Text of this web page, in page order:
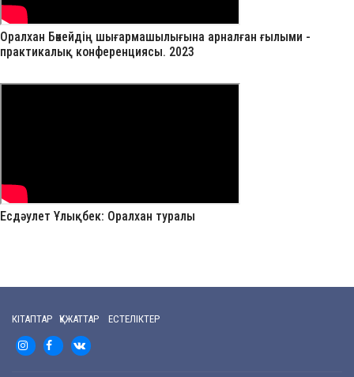
Оралхан Бөкейдің шығармашылығына арналған ғылыми -
практикалық конференциясы. 2023
Есдәулет Ұлықбек: Оралхан туралы
КІТАПТАР ҚҰЖАТТАР ЕСТЕЛІКТЕР